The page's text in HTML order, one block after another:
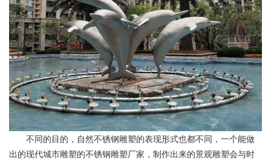
不同的目的，自然不锈钢雕塑的表现形式也都不同，一个能做
出的现代城市雕塑的不锈钢雕塑厂家，制作出来的景观雕塑会与时